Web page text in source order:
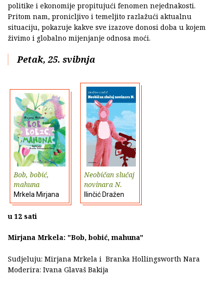
politike i ekonomije propitujući fenomen nejednakosti.
Pritom nam, pronicljivo i temeljito razlažući aktualnu
situaciju, pokazuje kakve sve izazove donosi doba u kojem
živimo i globalno mijenjanje odnosa moći.
Petak, 25. svibnja
Bob, bobić,
mahuna
Mrkela Mirjana
Neobičan slučaj
novinara N.
Ilinčić Dražen
u 12 sati
Mirjana Mrkela: "Bob, bobić, mahuna"
Sudjeluju: Mirjana Mrkela i Branka Hollingsworth Nara
Moderira: Ivana Glavaš Bakija